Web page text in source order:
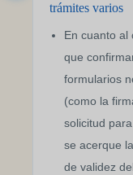
trámites varios
En cuanto al
que
formularios
(como la
solicitud
se acerque
de validez